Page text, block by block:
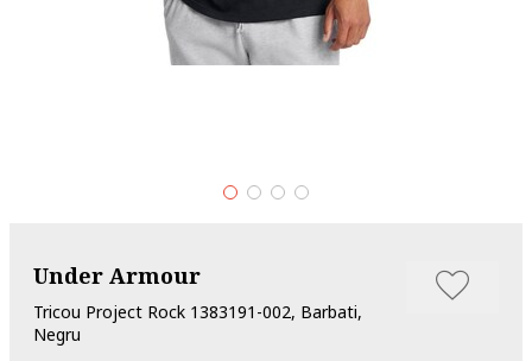
Under Armour
Tricou Project Rock 1383191-002, Barbati,
Negru